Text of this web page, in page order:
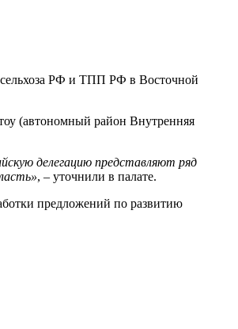
РФ и ТПП РФ в Восточной
(автономный район Внутренняя
делегацию представляют ряд
, – уточнили в палате.
предложений по развитию